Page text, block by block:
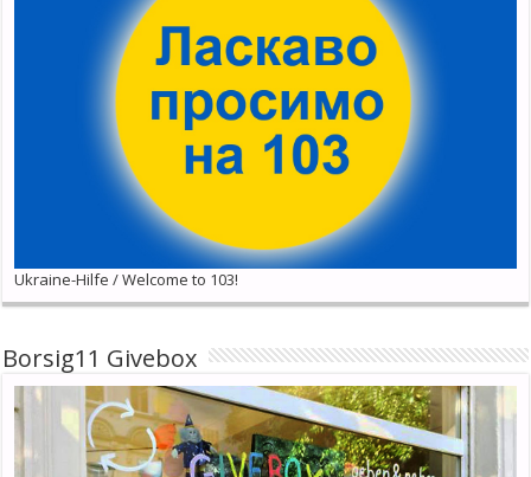
Ukraine-Hilfe / Welcome to 103!
Borsig11 Givebox